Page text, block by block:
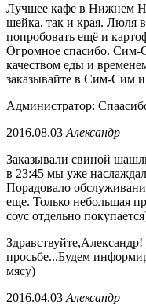
Лучшее кафе в Нижнем
шейка, так и края. Люля
попробовать ещё и
Огромное спасибо. Сим-
качеством еды и
заказывайте в Сим-Сим и
Администратор:
2016.08.03 Александр
Заказывали свиной
в 23:45 мы уже
Порадовало
еще. Только небольшая
соус отдельно
просьбе...Будем
мясу)
2016.04.03 Александр